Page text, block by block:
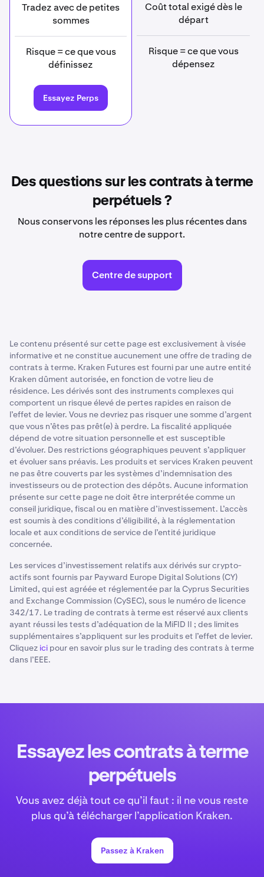
Tradez avec de petites
sommes
Risque = ce que vous
définissez
Essayez Perps
Coût total exigé dès le
départ
Risque = ce que vous
dépensez
Des questions sur les contrats à terme
perpétuels ?
Nous conservons les réponses les plus récentes dans
notre centre de support.
Centre de support
Le contenu présenté sur cette page est exclusivement à visée
informative et ne constitue aucunement une offre de trading de
contrats à terme. Kraken Futures est fourni par une autre entité
Kraken dûment autorisée, en fonction de votre lieu de
résidence. Les dérivés sont des instruments complexes qui
comportent un risque élevé de pertes rapides en raison de
l’effet de levier. Vous ne devriez pas risquer une somme d’argent
que vous n’êtes pas prêt(e) à perdre. La fiscalité appliquée
dépend de votre situation personnelle et est susceptible
d’évoluer. Des restrictions géographiques peuvent s’appliquer
et évoluer sans préavis. Les produits et services Kraken peuvent
ne pas être couverts par les systèmes d’indemnisation des
investisseurs ou de protection des dépôts. Aucune information
présente sur cette page ne doit être interprétée comme un
conseil juridique, fiscal ou en matière d’investissement. L’accès
est soumis à des conditions d’éligibilité, à la réglementation
locale et aux conditions de service de l’entité juridique
concernée.
Les services d’investissement relatifs aux dérivés sur crypto-
actifs sont fournis par Payward Europe Digital Solutions (CY)
Limited, qui est agréée et réglementée par la Cyprus Securities
and Exchange Commission (CySEC), sous le numéro de licence
342/17. Le trading de contrats à terme est réservé aux clients
ayant réussi les tests d’adéquation de la MiFID II ; des limites
supplémentaires s’appliquent sur les produits et l’effet de levier.
Cliquez ici pour en savoir plus sur le trading des contrats à terme
dans l’EEE.
Essayez les contrats à terme
perpétuels
Vous avez déjà tout ce qu’il faut : il ne vous reste
plus qu’à télécharger l’application Kraken.
Passez à Kraken